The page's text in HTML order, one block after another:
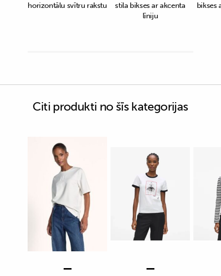
horizontālu svītru rakstu
stila bikses ar akcenta
līniju
bikses
Citi produkti no šīs kategorijas